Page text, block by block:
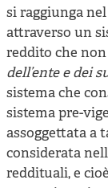
si raggiunga
attraverso un
reddito che
dell’ente e dei
sistema che
sistema pre-
assoggettata a
considerata
reddituali, e